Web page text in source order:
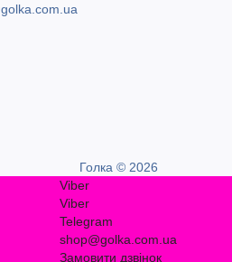
Голка © 2026
Viber
Viber
Telegram
shop@golka.com.ua
Замовити дзвінок